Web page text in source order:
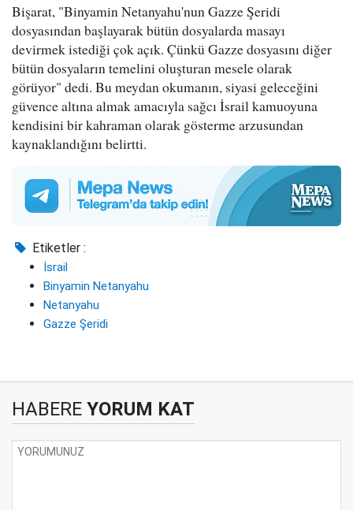
Bişarat, "Binyamin Netanyahu'nun Gazze Şeridi
dosyasından başlayarak bütün dosyalarda masayı
devirmek istediği çok açık. Çünkü Gazze dosyasını diğer
bütün dosyaların temelini oluşturan mesele olarak
görüyor" dedi. Bu meydan okumanın, siyasi geleceğini
güvence altına almak amacıyla sağcı İsrail kamuoyuna
kendisini bir kahraman olarak gösterme arzusundan
kaynaklandığını belirtti.
Etiketler :
İsrail
Binyamin Netanyahu
Netanyahu
Gazze Şeridi
HABERE YORUM KAT